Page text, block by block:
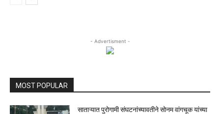
- Advertisment -
MOST POPULAR
साताऱ्यात पुरोगामी संघटनांच्यावतीने सोनम वांगचूक यांच्या